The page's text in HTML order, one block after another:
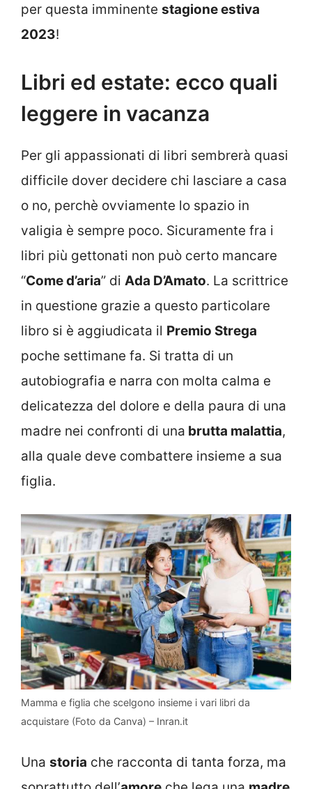
per questa imminente stagione estiva
2023!
Libri ed estate: ecco quali
leggere in vacanza
Per gli appassionati di libri sembrerà quasi
difficile dover decidere chi lasciare a casa
o no, perchè ovviamente lo spazio in
valigia è sempre poco. Sicuramente fra i
libri più gettonati non può certo mancare
“Come d’aria” di Ada D’Amato. La scrittrice
in questione grazie a questo particolare
libro si è aggiudicata il Premio Strega
poche settimane fa. Si tratta di un
autobiografia e narra con molta calma e
delicatezza del dolore e della paura di una
madre nei confronti di una brutta malattia,
alla quale deve combattere insieme a sua
figlia.
Mamma e figlia che scelgono insieme i vari libri da
acquistare (Foto da Canva) – Inran.it
Una storia che racconta di tanta forza, ma